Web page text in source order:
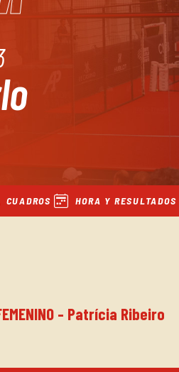
CUADROS HORA Y RESULTADOS
- Patrícia Ribeiro